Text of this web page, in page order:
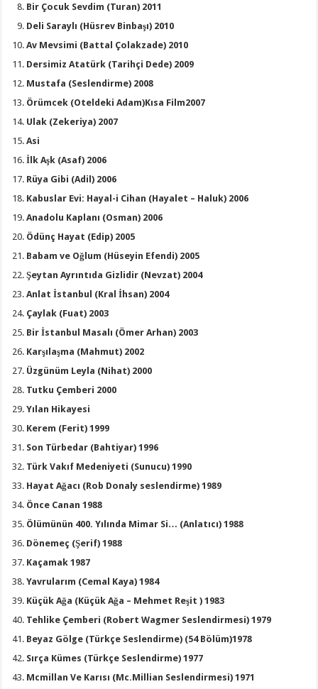
Bir Çocuk Sevdim (Turan) 2011
Deli Saraylı (Hüsrev Binbaşı) 2010
Av Mevsimi (Battal Çolakzade) 2010
Dersimiz Atatürk (Tarihçi Dede) 2009
Mustafa (Seslendirme) 2008
Örümcek (Oteldeki Adam)Kısa Film2007
Ulak (Zekeriya) 2007
Asi
İlk Aşk (Asaf) 2006
Rüya Gibi (Adil) 2006
Kabuslar Evi: Hayal-i Cihan (Hayalet – Haluk) 2006
Anadolu Kaplanı (Osman) 2006
Ödünç Hayat (Edip) 2005
Babam ve Oğlum (Hüseyin Efendi) 2005
Şeytan Ayrıntıda Gizlidir (Nevzat) 2004
Anlat İstanbul (Kral İhsan) 2004
Çaylak (Fuat) 2003
Bir İstanbul Masalı (Ömer Arhan) 2003
Karşılaşma (Mahmut) 2002
Üzgünüm Leyla (Nihat) 2000
Tutku Çemberi 2000
Yılan Hikayesi
Kerem (Ferit) 1999
Son Türbedar (Bahtiyar) 1996
Türk Vakıf Medeniyeti (Sunucu) 1990
Hayat Ağacı (Rob Donaly seslendirme) 1989
Önce Canan 1988
Ölümünün 400. Yılında Mimar Si… (Anlatıcı) 1988
Dönemeç (Şerif) 1988
Kaçamak 1987
Yavrularım (Cemal Kaya) 1984
Küçük Ağa (Küçük Ağa – Mehmet Reşit ) 1983
Tehlike Çemberi (Robert Wagmer Seslendirmesi) 1979
Beyaz Gölge (Türkçe Seslendirme) (54 Bölüm)1978
Sırça Kümes (Türkçe Seslendirme) 1977
Mcmillan Ve Karısı (Mc.Millian Seslendirmesi) 1971